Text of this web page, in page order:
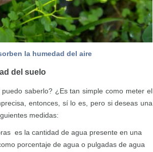
la humedad del aire
del suelo
saberlo? ¿Es tan simple como meter el
entonces, sí lo es, pero si deseas una
medidas:
es la cantidad de agua presente en una
porcentaje de agua o pulgadas de agua